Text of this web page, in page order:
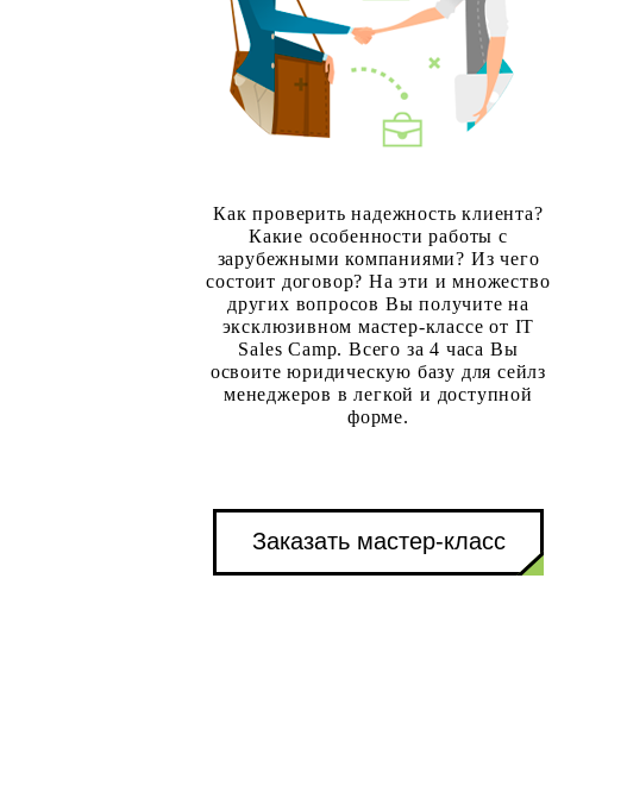
Как проверить надежность клиента?
Какие особенности работы с
зарубежными компаниями? Из чего
состоит договор? На эти и множество
других вопросов Вы получите на
эксклюзивном мастер-классе от IT
Sales Camp. Всего за 4 часа Вы
освоите юридическую базу для сейлз
менеджеров в легкой и доступной
форме.
Заказать мастер-класс